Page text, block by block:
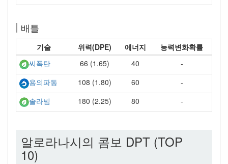
배틀
기술 위력(DPE) 에너지
능력변화확률
씨폭탄
66 (1.65) 40
-
용의파동
108 (1.80) 60
-
솔라빔
180 (2.25) 80 -
알로라나시의 콤보 DPT (TOP
10)